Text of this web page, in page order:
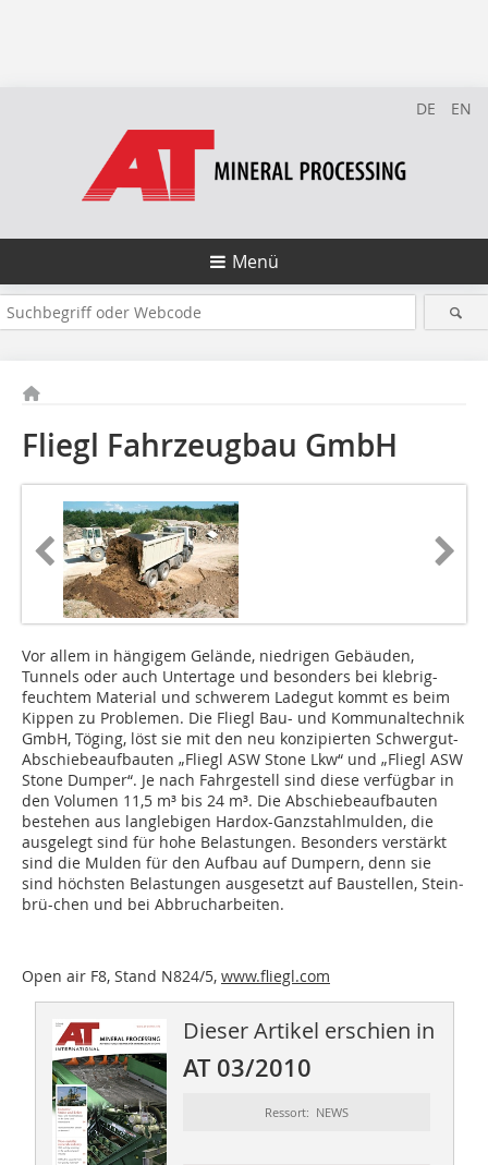
DE EN
Menü
Fliegl Fahrzeugbau GmbH
Vor allem in hängigem Gelände, niedrigen Gebäuden,
Tunnels oder auch Untertage und besonders bei klebrig-
feuchtem Material und schwerem Ladegut kommt es beim
Kippen zu Problemen. Die Fliegl Bau- und Kommunaltechnik
GmbH, Töging, löst sie mit den neu konzipierten Schwergut-
Abschiebeaufbauten „Fliegl ASW Stone Lkw“ und „Fliegl ASW
Stone Dumper“. Je nach Fahrgestell sind diese verfügbar in
den Volumen 11,5 m³ bis 24 m³. Die Abschiebe­aufbauten
bestehen aus langlebigen Hardox-Ganzstahlmulden, die
ausgelegt sind für hohe Belastungen. Besonders verstärkt
sind die Mul­den für den Aufbau auf Dumpern, denn sie
sind höchsten Belastungen ausgesetzt auf Baustellen, Stein­
brü-chen und bei Abbrucharbeiten.
Open air F8, Stand N824/5, www.fliegl.com
Dieser Artikel erschien in
AT 03/2010
Ressort: NEWS